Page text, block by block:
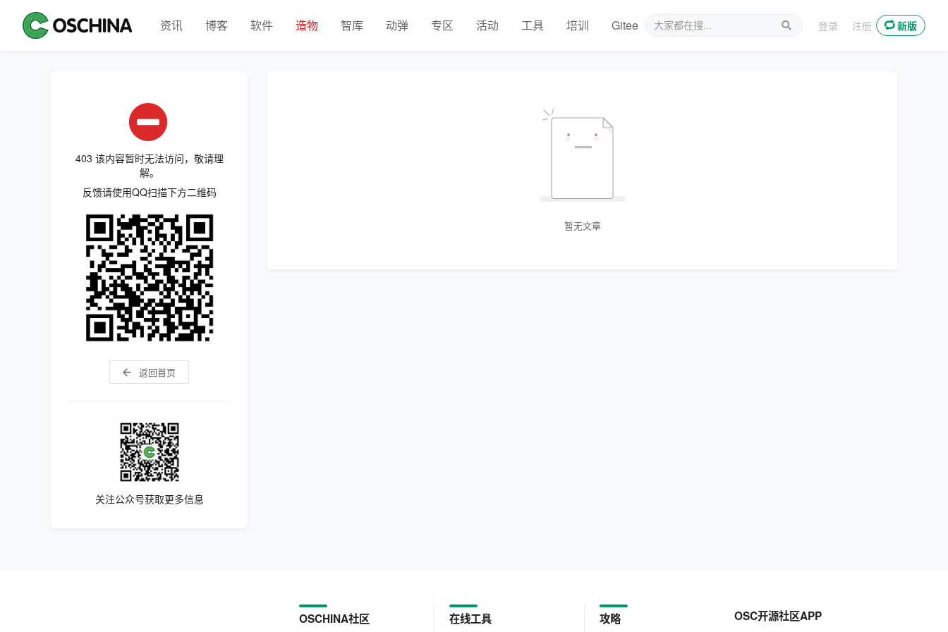
资讯 博客 软件 造物 智库 动弹 专区 活动 工具 培训 Gitee 新媒体 登录 注册 新版
403 该内容暂时无法访问，敬请理
解。
反馈请使用QQ扫描下方二维码
返回首页
关注公众号获取更多信息
暂无文章
OSCHINA社区 在线工具 攻略 OSC开源社区APP